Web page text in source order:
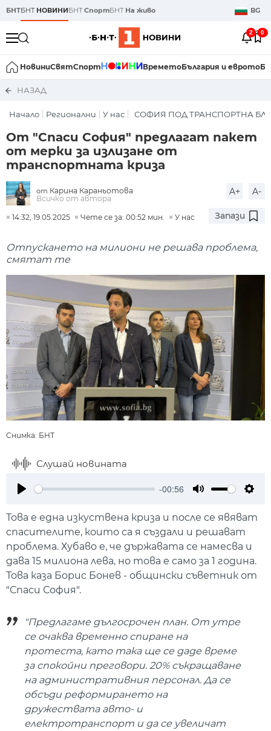
БНТБНТ НОВИНИБНТСпортБНТ На живо BG
2 0
НовиниСвятСпорт ВреметоБългария и еврото
НАЗАД
Начало Регионални У нас СОФИЯ ПОД ТРАНСПОРТНА
От "Спаси София" предлагат пакет
от мерки за излизане от
транспортната криза
от Карина Караньотова
Всичко от автора
A+ A-
14:32, 19.05.2025 Чете се за: 00:52 мин. У нас Запази
Отпускането на милиони не решава проблема,
смятат те
Снимка: БНТ
Слушай новината
-00:56
Това е една изкуствена криза и после се явяват
спасителите, които са я създали и решават
проблема. Хубаво е, че държавата се намесва и
дава 15 милиона лева, но това е само за 1 година.
Това каза Борис Бонев - общински съветник от
"Спаси София".
"Предлагаме дългосрочен план. От утре
се очаква временно спиране на
протеста, като така ще се даде време
за спокойни преговори. 20% съкращаване
на административния персонал. Да се
обсъди реформирането на
дружествата авто- и
електротранспорт и да се увеличат